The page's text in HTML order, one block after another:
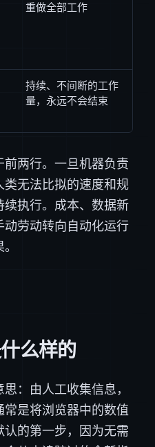
重做全部工作
持续、不间断的工作
量，永远不会结束
两行。一旦机器负责
无法比拟的速度和规
执行。成本、数据新
劳动转向自动化运行
么样的
：由人工收集信息，
是将浏览器中的数值
的第一步，因为无需